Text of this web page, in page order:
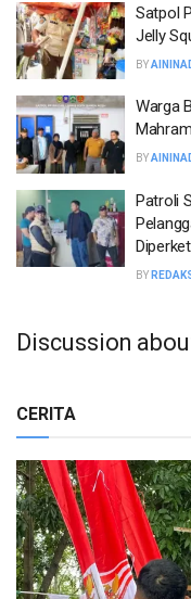
Satpol
Jelly
BY
Warga
BY
Patroli
BY
Discussion
CERITA